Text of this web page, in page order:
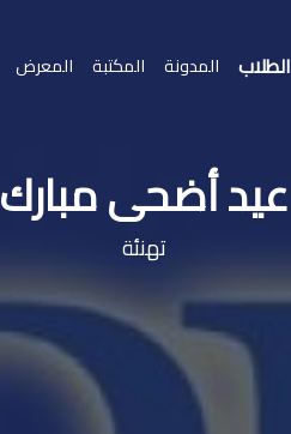
الطلاب المدونة المكتبة المعرض
عيد أضحى مبارك
تهنئة